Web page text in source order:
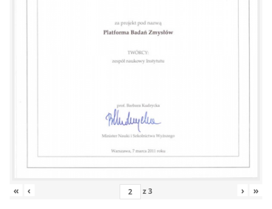
« ‹ z3 › »